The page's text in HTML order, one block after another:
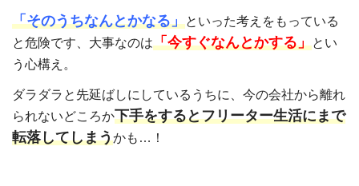
「そのうちなんとかなる」といった考えをもっている
と危険です、大事なのは「今すぐなんとかする」とい
う心構え。
ダラダラと先延ばしにしているうちに、今の会社から離れ
られないどころか下手をするとフリーター生活にまで
転落してしまうかも…！